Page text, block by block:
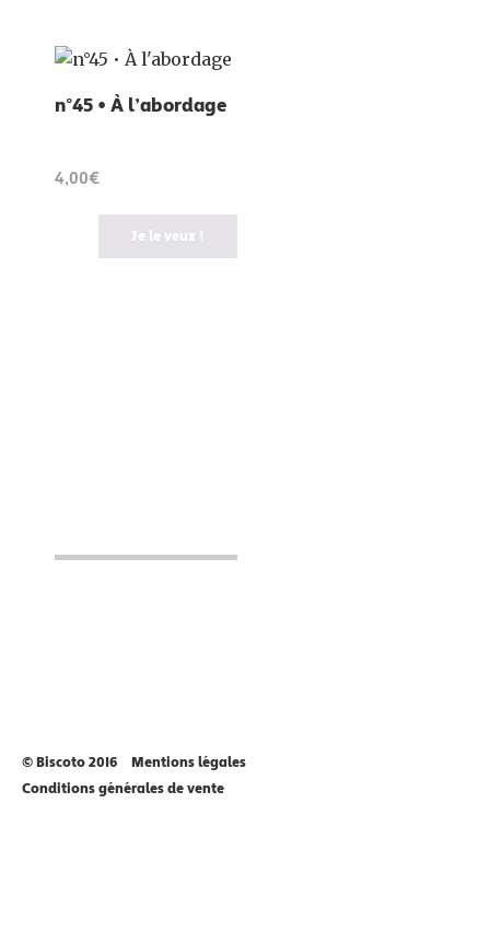
n°45 • À l’abordage
4,00€
Je le veux !
© Biscoto 2016
Mentions légales
Conditions générales de vente